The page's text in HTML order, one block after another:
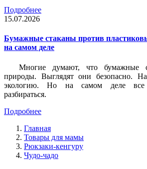
Подробнее
15.07.2026
Бумажные стаканы против
на самом деле
Многие думают, что бумажные
природы. Выглядят они безопасно.
экологию. Но на самом деле все
разбираться.
Подробнее
Главная
Товары для мамы
Рюкзаки-кенгуру
Чудо-чадо